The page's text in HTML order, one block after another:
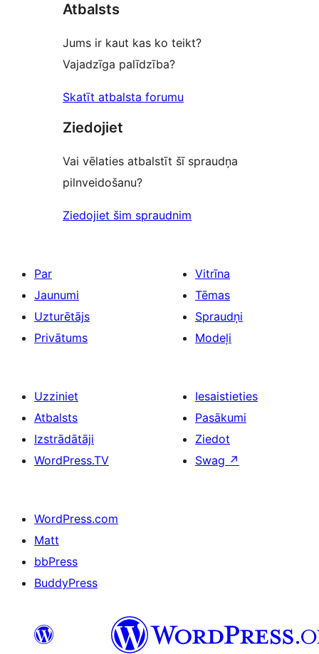
Atbalsts
Jums ir kaut kas ko teikt?
Vajadzīga palīdzība?
Skatīt atbalsta forumu
Ziedojiet
Vai vēlaties atbalstīt šī spraudņa
pilnveidošanu?
Ziedojiet šim spraudnim
Par
Jaunumi
Uzturētājs
Privātums
Vitrīna
Tēmas
Spraudņi
Modeļi
Uzziniet
Atbalsts
Izstrādātāji
WordPress.TV
Iesaistieties
Pasākumi
Ziedot
Swag ↗
WordPress.com
Matt
bbPress
BuddyPress